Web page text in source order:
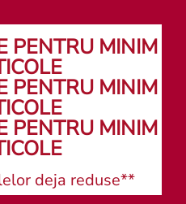
PENTRU MINIM
PENTRU MINIM
PENTRU MINIM
deja reduse**